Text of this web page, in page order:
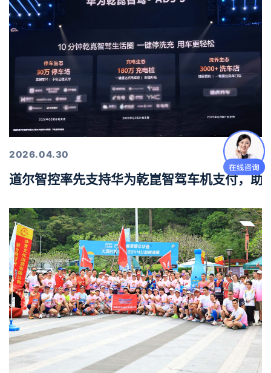
2026.04.30
道尔智控率先支持华为乾崑智驾车机支付，助